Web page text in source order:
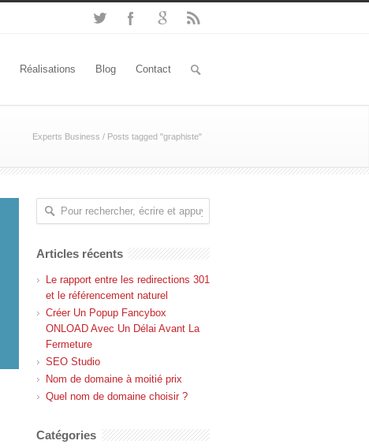
Réalisations Blog Contact
Experts Business / Posts tagged "graphiste"
Articles récents
Le rapport entre les redirections 301
et le référencement naturel
Créer Un Popup Fancybox
ONLOAD Avec Un Délai Avant La
Fermeture
SEO Studio
Nom de domaine à moitié prix
Quel nom de domaine choisir ?
Catégories